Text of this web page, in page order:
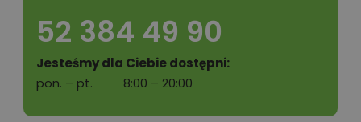
52 384 49 90
Jesteśmy dla Ciebie dostępni:
pon. – pt.
8:00 – 20:00